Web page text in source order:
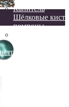
Канитель
Шёлковые
помпоны
и